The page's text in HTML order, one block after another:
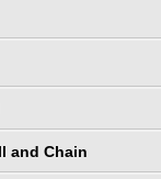
and Chain